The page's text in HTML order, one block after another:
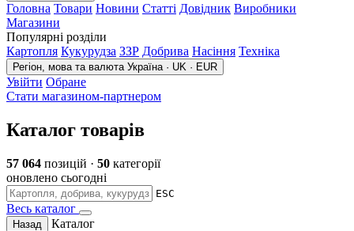
Головна Товари Новини Статті Довідник Виробники
Магазини
Популярні розділи
Картопля Кукурудза ЗЗР Добрива Насіння Техніка
Регіон, мова та валюта Україна · UK · EUR
Увійти Обране
Стати магазином-партнером
Каталог товарів
57 064 позицій · 50 категорії
оновлено сьогодні
ESC
Весь каталог
Назад
Каталог